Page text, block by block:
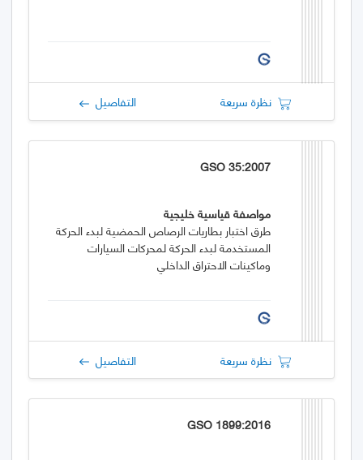
نظرة سريعة التفاصيل
GSO 35:2007
مواصفة قياسية خليجية
طرق اختبار بطاريات الرصاص الحمضية لبدء الحركة
المستخدمة لبدء الحركة لمحركات السيارات
وماكينات الاحتراق الداخلي
نظرة سريعة التفاصيل
GSO 1899:2016